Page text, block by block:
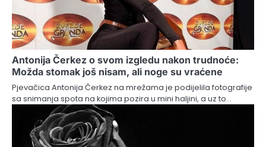
Antonija Čerkez o svom izgledu nakon trudnoće:
Možda stomak još nisam, ali noge su vraćene
Pjevačica Antonija Čerkez na mrežama je podijelila fotografije
sa snimanja spota na kojima pozira u mini haljini, a uz to…